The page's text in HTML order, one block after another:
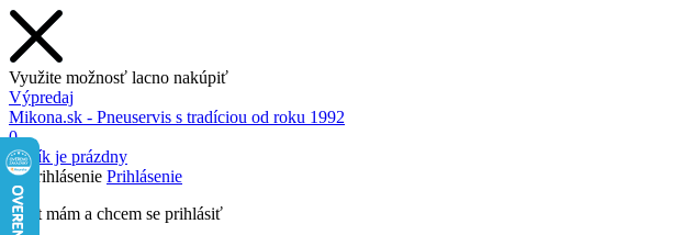
Využite možnosť lacno nakúpiť
Výpredaj
Mikona.sk - Pneuservis s tradíciou od roku 1992
0
Košík je prázdny
Prihlásenie
Účet mám a chcem se prihlásiť